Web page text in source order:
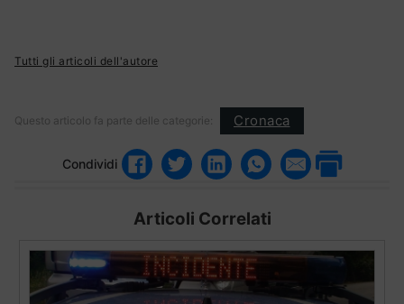
Tutti gli articoli dell'autore
Questo articolo fa parte delle categorie: Cronaca
Condividi
Articoli Correlati